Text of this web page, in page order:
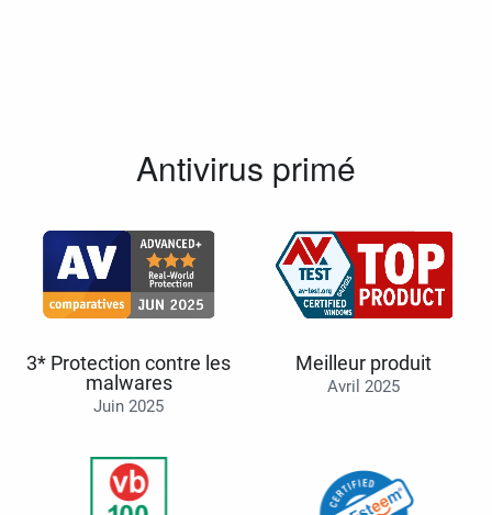
Antivirus primé
3* Protection contre les
malwares
Juin 2025
Meilleur produit
Avril 2025